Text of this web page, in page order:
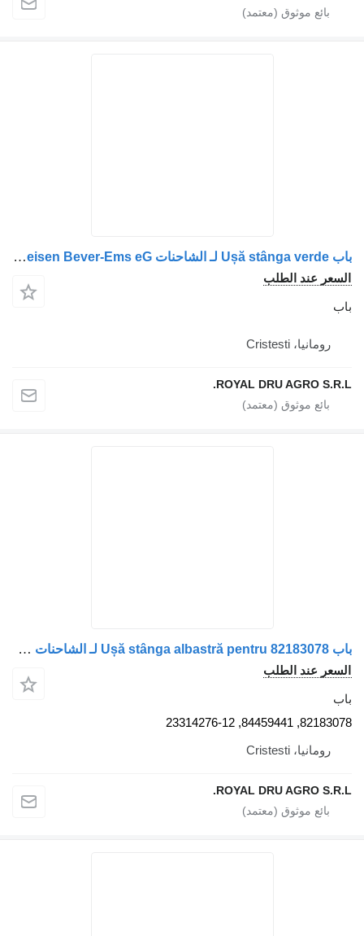
باب Ușă stânga verde لـ الشاحنات Volvo cu logo Raiffeisen Bever-Ems eG
الطلب
ROYAL DRU
باب Ușă stânga albastră pentru 82183078 لـ الشاحنات Volvo
الطلب
ROYAL DRU